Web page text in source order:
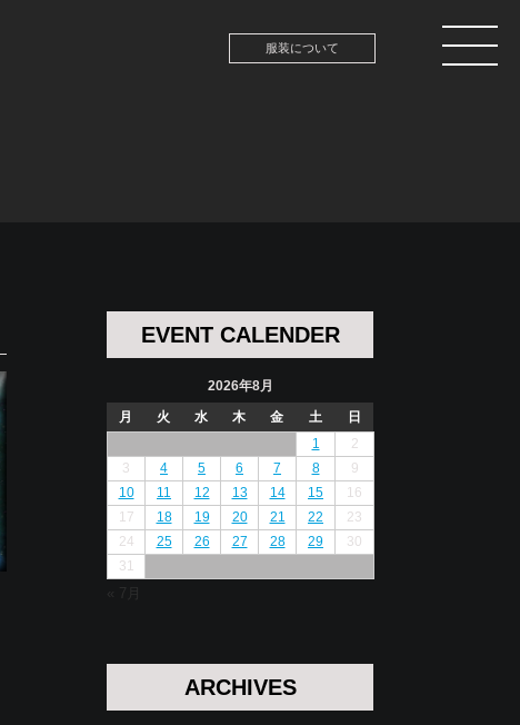
服装について
EVENT CALENDER
2026年8月
月
火 水 木 金 土
日
1
2
3
4 5 6 7 8
9
10
11 12 13 14 15
16
17
18 19 20 21 22
23
24
25 26 27 28 29
30
31
« 7月
ARCHIVES